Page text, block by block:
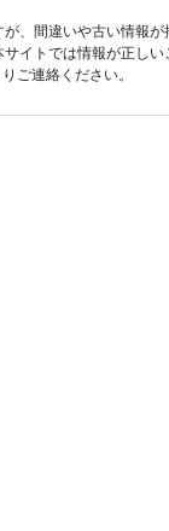
、間違いや古い情報
イトでは情報が正し
ご連絡ください。